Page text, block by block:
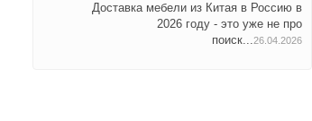
Доставка мебели из Китая в Россию в
2026 году - это уже не про
поиск...26.04.2026